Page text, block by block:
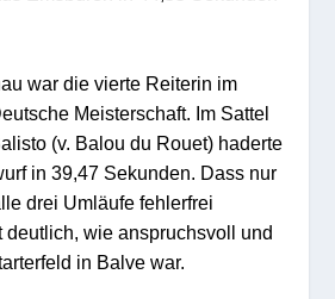
war die vierte Reiterin im
Meisterschaft. Im Sattel
(v. Balou du Rouet) haderte
in 39,47 Sekunden. Dass nur
drei Umläufe fehlerfrei
deutlich, wie anspruchsvoll und
in Balve war.